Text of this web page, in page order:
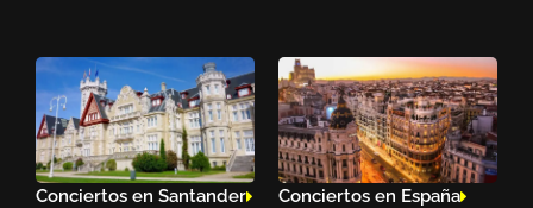
Conciertos en Santander Conciertos en España